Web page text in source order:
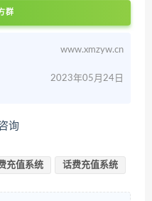
群
www.xmzyw.cn
2023年05月24日
询
充值系统 话费充值系统